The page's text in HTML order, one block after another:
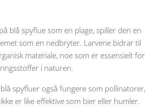
blå spyflue som en plage, spiller den en
som en nedbryter. Larvene bidrar til
materiale, noe som er essensielt for
i naturen.
spyfluer også fungere som pollinatorer,
er like effektive som bier eller humler.